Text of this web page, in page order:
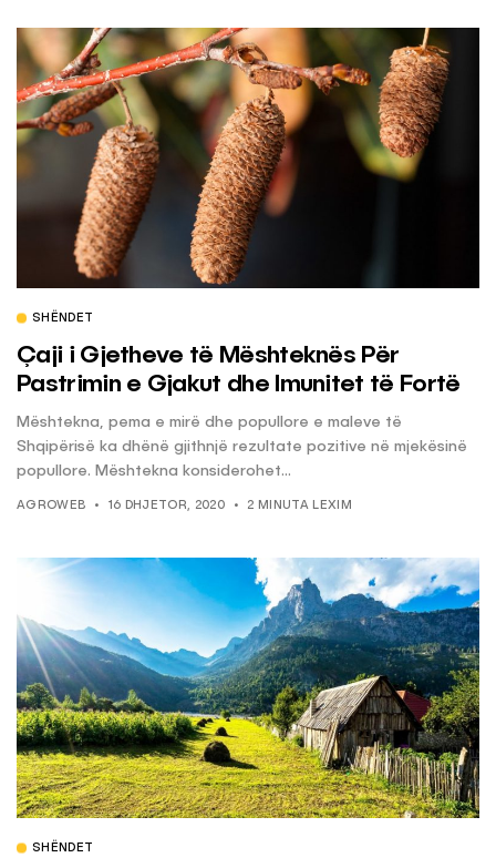
SHËNDET
Çaji i Gjetheve të Mështeknës Për
Pastrimin e Gjakut dhe Imunitet të Fortë
Mështekna, pema e mirë dhe popullore e maleve të
Shqipërisë ka dhënë gjithnjë rezultate pozitive në mjekësinë
popullore. Mështekna konsiderohet...
AGROWEB 16 DHJETOR, 2020 2 MINUTA LEXIM
SHËNDET